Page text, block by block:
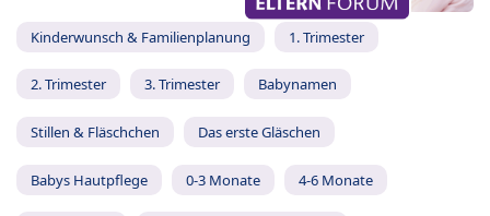
Kinderwunsch & Familienplanung 1. Trimester
2. Trimester 3. Trimester Babynamen
Stillen & Fläschchen Das erste Gläschen
Babys Hautpflege 0-3 Monate 4-6 Monate